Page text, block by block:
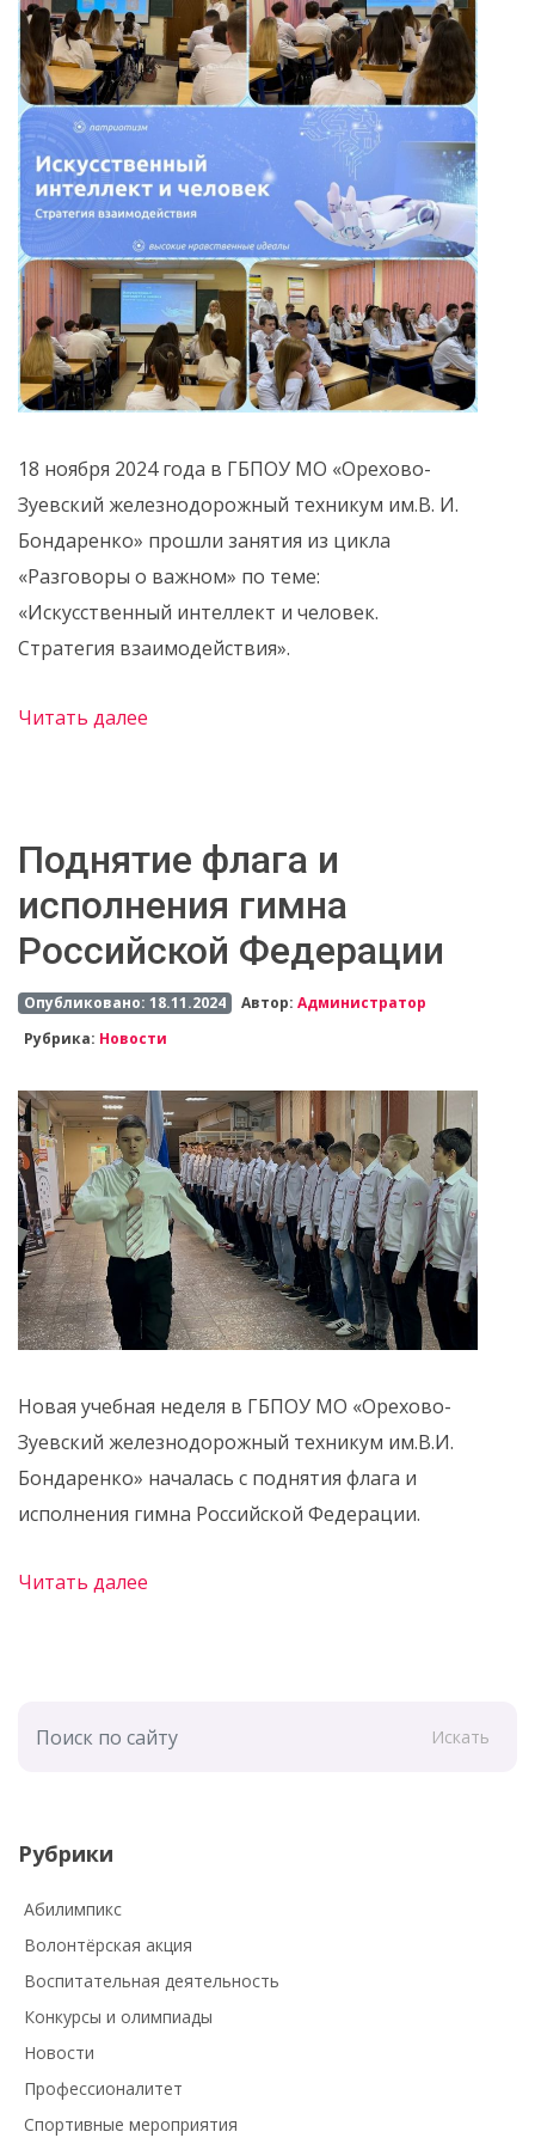
18 ноября 2024 года в ГБПОУ МО «Орехово-
Зуевский железнодорожный техникум им.В. И.
Бондаренко» прошли занятия из цикла
«Разговоры о важном» по теме:
«Искусственный интеллект и человек.
Стратегия взаимодействия».
Читать далее
Поднятие флага и
исполнения гимна
Российской Федерации
Опубликовано: 18.11.2024 Автор:Администратор
Рубрика: Новости
Новая учебная неделя в ГБПОУ МО «Орехово-
Зуевский железнодорожный техникум им.В.И.
Бондаренко» началась с поднятия флага и
исполнения гимна Российской Федерации.
Читать далее
Искать
Рубрики
Абилимпикс
Волонтёрская акция
Воспитательная деятельность
Конкурсы и олимпиады
Новости
Профессионалитет
Спортивные мероприятия